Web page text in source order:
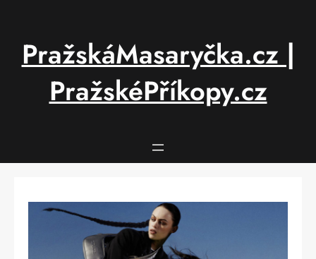
PražskáMasaryčka.cz |
PražskéPříkopy.cz